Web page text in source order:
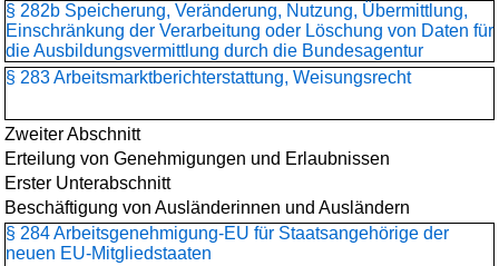
§ 282b Speicherung, Veränderung, Nutzung, Übermittlung,
Einschränkung der Verarbeitung oder Löschung von Daten für
die Ausbildungsvermittlung durch die Bundesagentur
§ 283 Arbeitsmarktberichterstattung, Weisungsrecht
Zweiter Abschnitt
Erteilung von Genehmigungen und Erlaubnissen
Erster Unterabschnitt
Beschäftigung von Ausländerinnen und Ausländern
§ 284 Arbeitsgenehmigung-EU für Staatsangehörige der
neuen EU-Mitgliedstaaten